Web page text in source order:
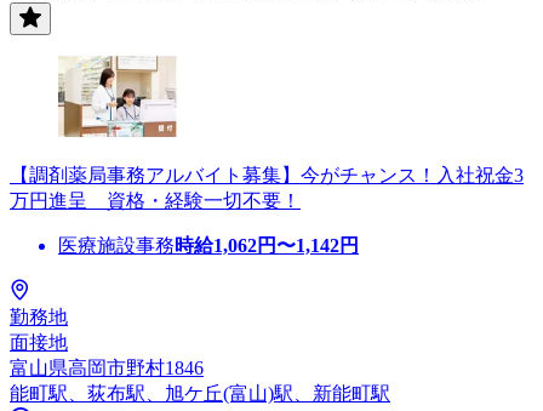
【調剤薬局事務アルバイト募集】今がチャンス！入社祝金3
万円進呈 資格・経験一切不要！
医療施設事務時給1,062円〜1,142円
勤務地
面接地
富山県高岡市野村1846
能町駅、荻布駅、旭ケ丘(富山)駅、新能町駅